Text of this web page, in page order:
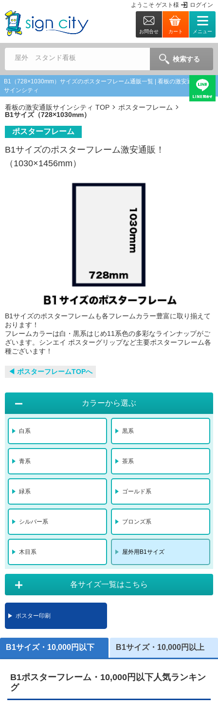
ようこそ ゲスト 様 ログイン
お問合せ カート メニュー
屋外 スタンド看板 検索する
B1（728×1030mm）サイズのポスターフレーム通販一覧 | 看板の激安通販なら
サインシティ
看板の激安通販サインシティ TOP
ポスターフレーム
B1サイズ（728×1030mm）
ポスターフレーム
B1サイズのポスターフレーム激安通販！
（1030×1456mm）
B1サイズのポスターフレームも各フレームカラー豊富に取り揃えて
おります！
フレームカラーは白・黒系はじめ11系色の多彩なラインナップがご
ざいます。シンエイ ポスターグリップなど主要ポスターフレーム各
種ございます！
◀︎ ポスターフレームTOPへ
カラーから選ぶ
白系 黒系
青系 茶系
緑系 ゴールド系
シルバー系 ブロンズ系
木目系 屋外用B1サイズ
各サイズ一覧はこちら
ポスター印刷
B1サイズ・10,000円以下
B1ポスターフレーム・10,000円以下人気ランキン
グ
B1サイズ・10,000円以上